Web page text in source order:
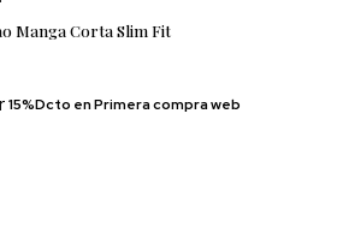
Manga Corta Slim Fit
15%Dcto en Primera compra web